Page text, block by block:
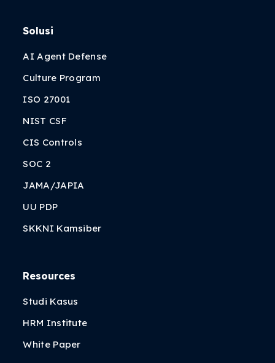
Solusi
AI Agent Defense
Culture Program
ISO 27001
NIST CSF
CIS Controls
SOC 2
JAMA/JAPIA
UU PDP
SKKNI Kamsiber
Resources
Studi Kasus
HRM Institute
White Paper